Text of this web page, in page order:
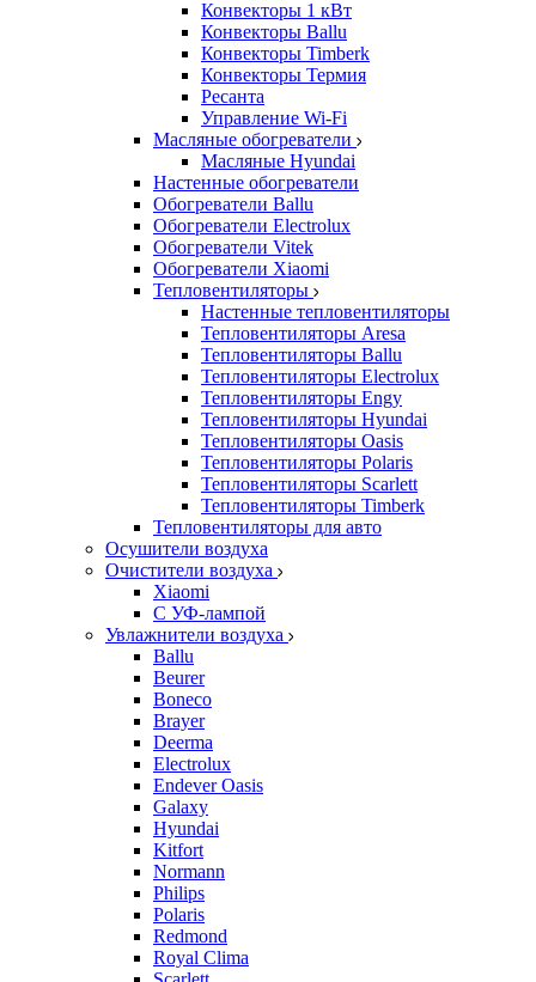
Конвекторы 1 кВт
Конвекторы Ballu
Конвекторы Timberk
Конвекторы Термия
Ресанта
Управление Wi-Fi
Масляные обогреватели
Масляные Hyundai
Настенные обогреватели
Обогреватели Ballu
Обогреватели Electrolux
Обогреватели Vitek
Обогреватели Xiaomi
Тепловентиляторы
Настенные тепловентиляторы
Тепловентиляторы Aresa
Тепловентиляторы Ballu
Тепловентиляторы Electrolux
Тепловентиляторы Engy
Тепловентиляторы Hyundai
Тепловентиляторы Oasis
Тепловентиляторы Polaris
Тепловентиляторы Scarlett
Тепловентиляторы Timberk
Тепловентиляторы для авто
Осушители воздуха
Очистители воздуха
Xiaomi
С УФ-лампой
Увлажнители воздуха
Ballu
Beurer
Boneco
Brayer
Deerma
Electrolux
Endever Oasis
Galaxy
Hyundai
Kitfort
Normann
Philips
Polaris
Redmond
Royal Clima